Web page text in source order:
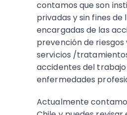
contamos que son
privadas y sin fines de
encargadas de las
prevención de riesgos
servicios /
accidentes del
enfermedades
Actualmente